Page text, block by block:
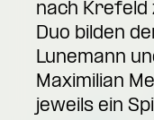
nach Krefeld
Duo bilden
Lunemann
Maximilian
jeweils ein